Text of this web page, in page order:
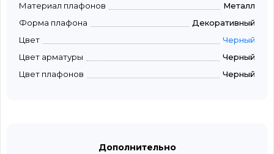
Материал плафонов
Металл
Форма плафона
Декоративный
Цвет
Черный
Цвет арматуры
Черный
Цвет плафонов
Черный
Дополнительно